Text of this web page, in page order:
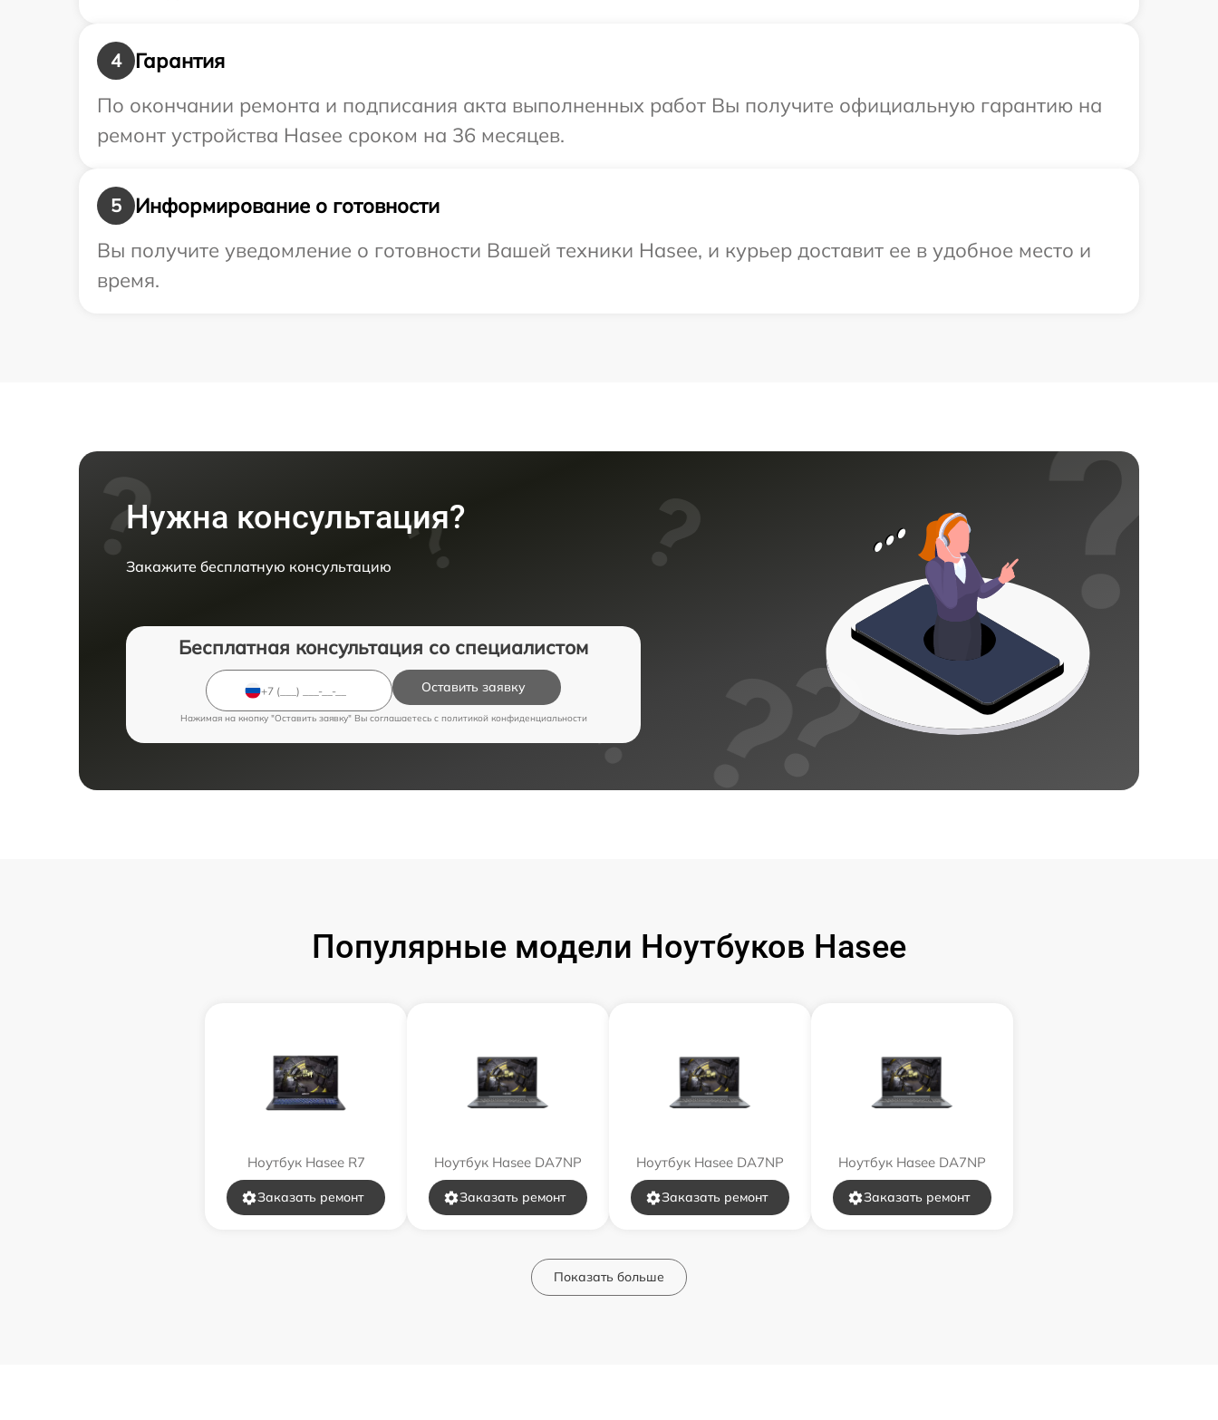
4
Гарантия
По окончании ремонта и подписания акта выполненных работ Вы получите официальную гарантию на
ремонт устройства Hasee сроком на 36 месяцев.
5
Информирование о готовности
Вы получите уведомление о готовности Вашей техники Hasee, и курьер доставит ее в удобное место и
время.
Нужна консультация?
Закажите бесплатную консультацию
Бесплатная консультация со специалистом
Оставить заявку
Нажимая на кнопку "Оставить заявку" Вы соглашаетесь c политикой конфиденциальности
Популярные модели Ноутбуков Hasee
Ноутбук Hasee R7
Заказать ремонт
Ноутбук Hasee DA7NP
Заказать ремонт
Ноутбук Hasee DA7NP
Заказать ремонт
Ноутбук Hasee DA7NP
Заказать ремонт
Показать больше